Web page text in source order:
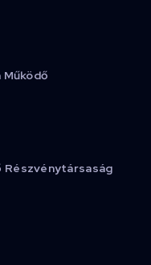
Részvénytársaság